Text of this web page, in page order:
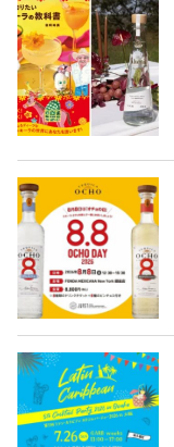
テキーラの飲み方
メキシコ料理
メキシコ旅行
メキシコの記念日